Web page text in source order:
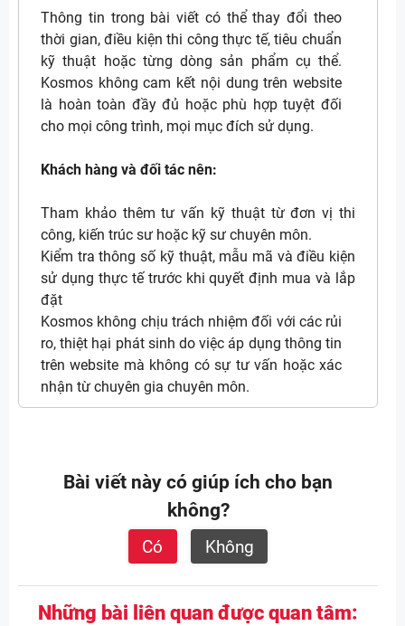
Thông tin trong bài viết có thể thay đổi theo
thời gian, điều kiện thi công thực tế, tiêu chuẩn
kỹ thuật hoặc từng dòng sản phẩm cụ thể.
Kosmos không cam kết nội dung trên website
là hoàn toàn đầy đủ hoặc phù hợp tuyệt đối
cho mọi công trình, mọi mục đích sử dụng.
Khách hàng và đối tác nên:
Tham khảo thêm tư vấn kỹ thuật từ đơn vị thi
công, kiến trúc sư hoặc kỹ sư chuyên môn.
Kiểm tra thông số kỹ thuật, mẫu mã và điều kiện
sử dụng thực tế trước khi quyết định mua và lắp
đặt
Kosmos không chịu trách nhiệm đối với các rủi
ro, thiệt hại phát sinh do việc áp dụng thông tin
trên website mà không có sự tư vấn hoặc xác
nhận từ chuyên gia chuyên môn.
Bài viết này có giúp ích cho bạn
không?
Có Không
Những bài liên quan được quan tâm: